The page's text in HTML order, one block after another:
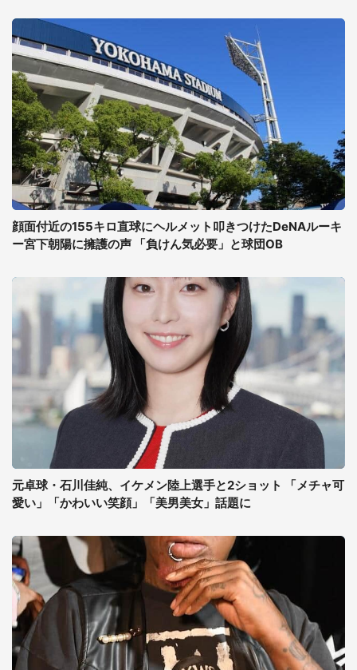
顔面付近の155キロ直球にヘルメット叩きつけたDeNAルーキ
ー宮下朝陽に擁護の声 「負けん気必要」と球団OB
元卓球・石川佳純、イケメン陸上選手と2ショット 「メチャ可
愛い」「かわいい笑顔」「美男美女」話題に